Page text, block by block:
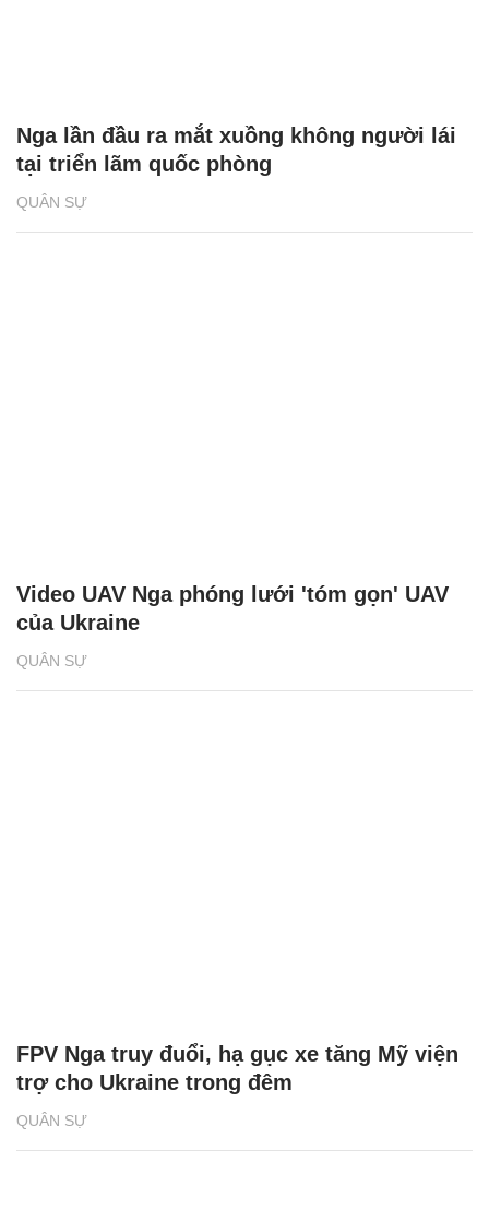
QUÂN SỰ
Nga lần đầu ra mắt xuồng không người lái
tại triển lãm quốc phòng
QUÂN SỰ
Video UAV Nga phóng lưới 'tóm gọn' UAV
của Ukraine
QUÂN SỰ
FPV Nga truy đuổi, hạ gục xe tăng Mỹ viện
trợ cho Ukraine trong đêm